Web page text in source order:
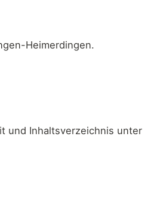
Heimerdingen.
und Inhaltsverzeichnis unter